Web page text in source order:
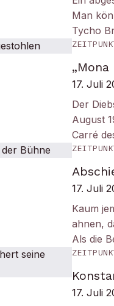
Man
Tycho
17. Juli
Der
August
Carré
17. Juli
Kaum
ahnen,
Als die
17. Juli